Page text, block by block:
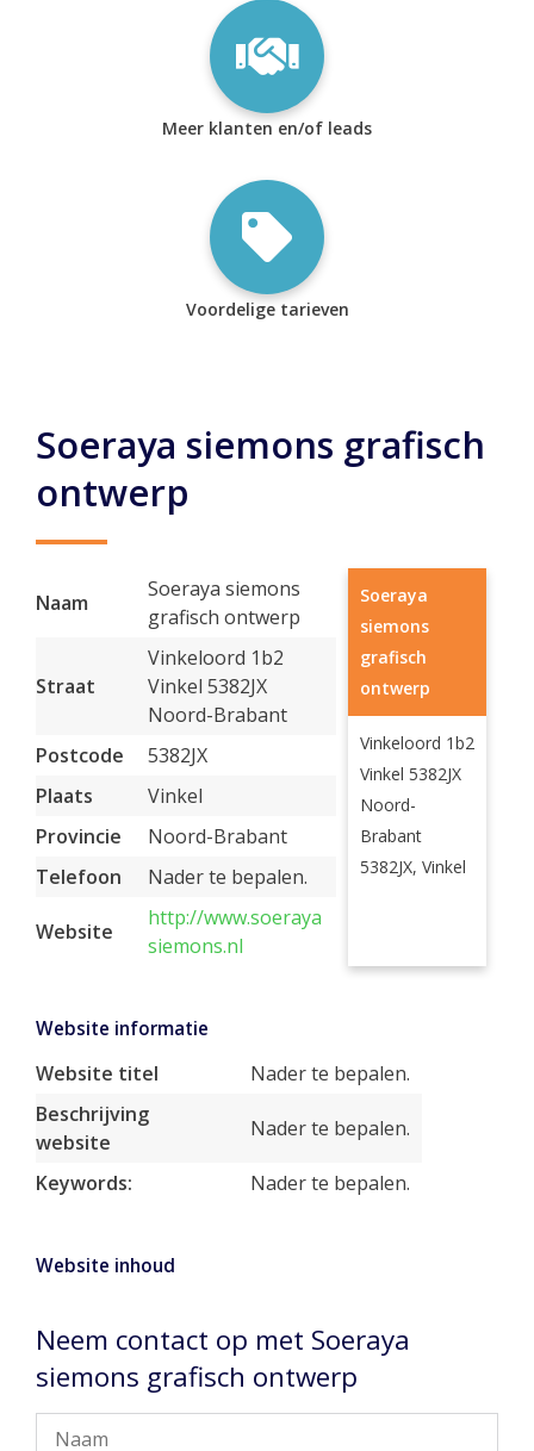
Meer klanten en/of leads
Voordelige tarieven
Soeraya siemons grafisch
ontwerp
Naam
Soeraya siemons
grafisch ontwerp
Straat
Vinkeloord 1b2
Vinkel 5382JX
Noord-Brabant
Postcode
5382JX
Plaats
Vinkel
Provincie
Noord-Brabant
Telefoon
Nader te bepalen.
Website
http://www.soeraya
siemons.nl
Soeraya
siemons
grafisch
ontwerp
Vinkeloord 1b2
Vinkel 5382JX
Noord-
Brabant
5382JX, Vinkel
Website informatie
Website titel
Nader te bepalen.
Beschrijving
website
Nader te bepalen.
Keywords: Nader te bepalen.
Website inhoud
Neem contact op met Soeraya
siemons grafisch ontwerp